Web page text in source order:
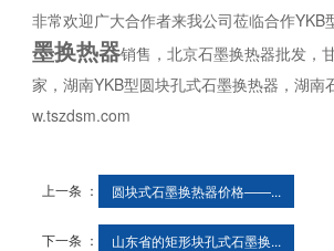
非常欢迎广大合作者来我公司莅临合作YKB
墨换热器销售，北京石墨换热器批发，
家，湖南YKB型圆块孔式石墨换热器，湖南
w.tszdsm.com
上一条 ： 圆块式石墨换热器价格——...
下一条 ： 山东省的矩形块孔式石墨换...